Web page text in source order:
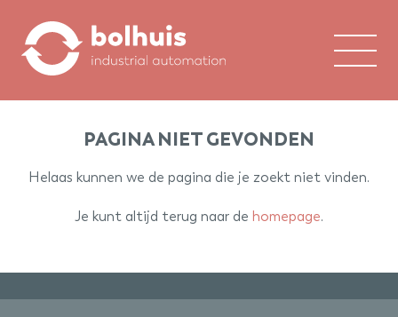
PAGINA NIET GEVONDEN
Helaas kunnen we de pagina die je zoekt niet vinden.
Je kunt altijd terug naar de homepage.